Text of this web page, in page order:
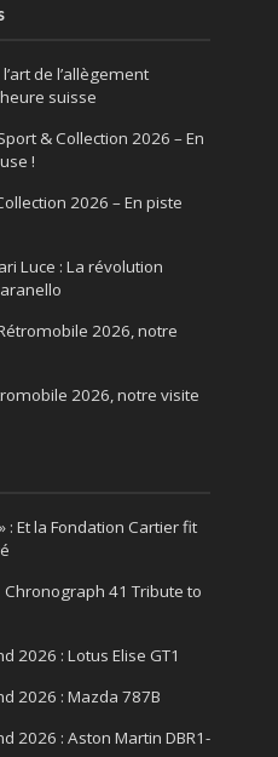
de l’allègement
suisse
& Collection 2026 – En
!
2026 – En piste
Luce : La révolution
2026, notre
2026, notre visite
: Et la Fondation Cartier fit
Chronograph 41 Tribute to
2026 : Lotus Elise GT1
2026 : Mazda 787B
2026 : Aston Martin DBR1-